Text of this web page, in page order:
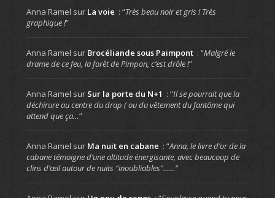
Anna Ramel sur La voie : “Très beau noir et gris ! Très
graphique !”
Anna Ramel sur Brocéliande sous Paimpont : “Malgré le
drame de ce feu, la forêt de Pimpon, c’est drôle !”
Anna Ramel sur Sur la porte du N+1 : “Il se pourrait que la
déchirure au centre du drap ( ou du vêtement du fantôme qui
attend que ça…”
Anna Ramel sur Ma nuit en cabane : “Anna, le livre d’or de la
cabane témoigne d’une altitude énergisante, avec beaucoup de
clins d’œil autour de nuits “inoubliables”……”